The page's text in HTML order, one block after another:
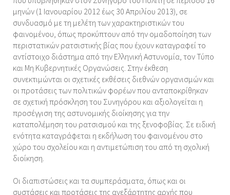
μηνών (1 Ιανουαρίου 2012 έως 30 Απριλίου 2013), σε
συνδυασμό με τη μελέτη των χαρακτηριστικών του
φαινομένου, όπως προκύπτουν από την ομαδοποίηση των
περιστατικών ρατσιστικής βίας που έχουν καταγραφεί το
αντίστοιχο διάστημα από την Ελληνική Αστυνομία, τον Τύπο
και Μη Κυβερνητικές Οργανώσεις. Στην έκθεση
συνεκτιμώνται οι σχετικές εκθέσεις διεθνών οργανισμών και
οι προτάσεις των πολιτικών φορέων που ανταποκρίθηκαν
σε σχετική πρόσκληση του Συνηγόρου και αξιολογείται η
προσέγγιση της αστυνομικής διοίκησης για την
καταπολέμηση του ρατσισμού και της ξενοφοβίας. Σε ειδική
ενότητα καταγράφεται η εκδήλωση του φαινομένου στο
χώρο του σχολείου και η αντιμετώπιση του από τη σχολική
διοίκηση.
Οι διαπιστώσεις και τα συμπεράσματα, όπως και οι
συστάσεις και προτάσεις της ανεξάρτητης αρχής που